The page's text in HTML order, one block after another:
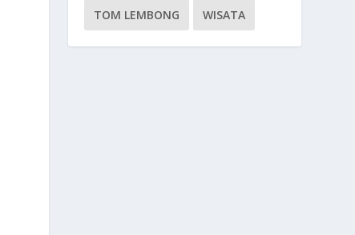
TOM LEMBONG WISATA